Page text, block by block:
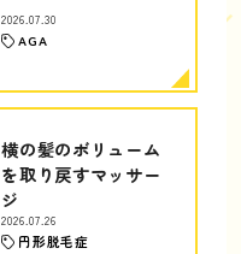
2026.07.30
AGA
横の髪のボリューム
を取り戻すマッサー
ジ
2026.07.26
円形脱毛症